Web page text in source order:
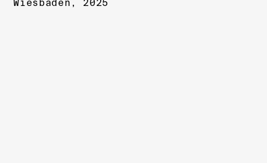
Wiesbaden, 2025